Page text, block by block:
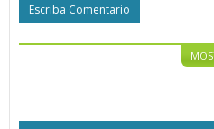
Escriba Comentario